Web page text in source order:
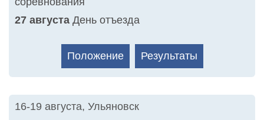
27 августа День отъезда
Положение Результаты
16-19 августа, Ульяновск